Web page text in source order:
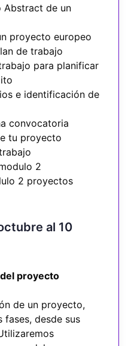
Abstract de un
proyecto europeo
de trabajo
para planificar
e identificación de
convocatoria
tu proyecto
2
2 proyectos
al 10
proyecto
de un proyecto,
desde sus